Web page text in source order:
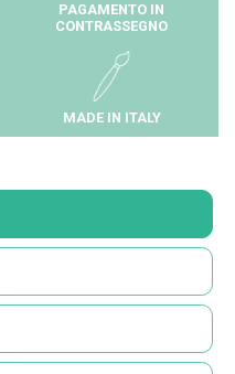
PAGAMENTO IN
CONTRASSEGNO
MADE IN ITALY